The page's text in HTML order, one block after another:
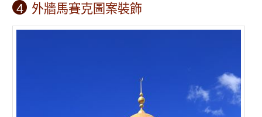
4 外牆馬賽克圖案裝飾